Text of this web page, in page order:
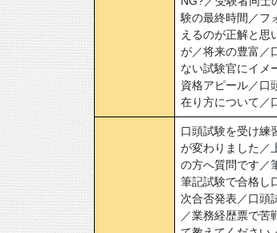
験の最終時間／フ
えるのが正解と思
が／将来の豊富／
ない試験官にイメ
資格アピール／口
在り方について／
口頭試験を受け練
が変わりました／
の方へ質問です／
筆記試験で合格し
次合否発表／口頭
／業務経歴票で苦